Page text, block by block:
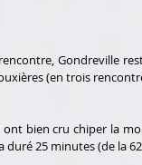
Gondreville
(en trois
ont bien cru chiper la
25 minutes (de la 62’